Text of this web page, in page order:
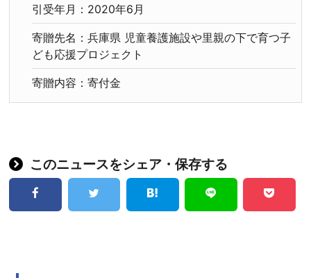
引受年月：2020年6月
寄贈先名：兵庫県 児童養護施設や里親の下で育つ子
ども応援プロジェクト
寄贈内容：寄付金
このニュースをシェア・保存する